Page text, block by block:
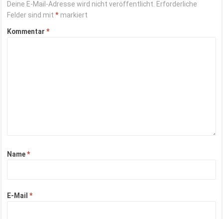
Deine E-Mail-Adresse wird nicht veröffentlicht. Erforderliche
Felder sind mit* markiert
Kommentar*
Name*
E-Mail*